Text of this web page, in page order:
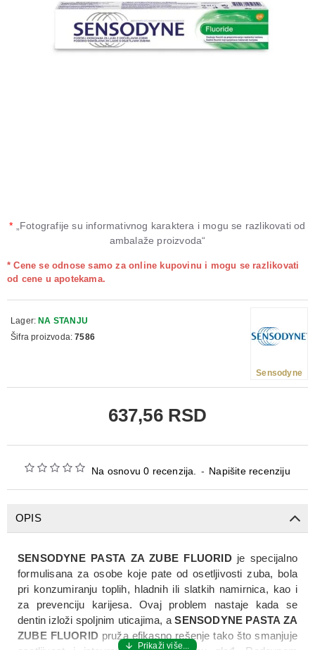
* „Fotografije su informativnog karaktera i mogu se razlikovati od
ambalaže proizvoda“
Na osnovu 0 recenzija. - Napišite recenziju
* Cene se odnose samo za online kupovinu i mogu se razlikovati
od cene u apotekama.
637,56 RSD
Lager: NA STANJU
Šifra proizvoda: 7586
Sensodyne
OPIS
SENSODYNE PASTA ZA ZUBE FLUORIDje specijalno
formulisana za osobe koje pate od osetljivosti zuba, bola
pri konzumiranju toplih, hladnih ili slatkih namirnica, kao i
za prevenciju karijesa. Ovaj problem nastaje kada se
dentin izloži spoljnim uticajima, aSENSODYNE PASTA ZA
ZUBE FLUORID pruža efikasno rešenje tako što smanjuje